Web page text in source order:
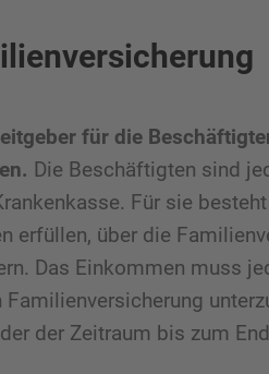
für die
Die Beschäftigten sind
Für sie
erfüllen, über die
Das Einkommen muss
der Zeitraum bis zum